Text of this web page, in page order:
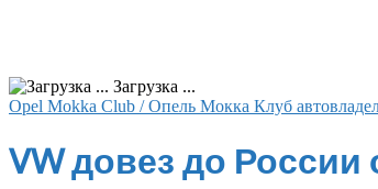
Загрузка ...
Opel Mokka Club / Опель Мокка Клуб
VW довез до России